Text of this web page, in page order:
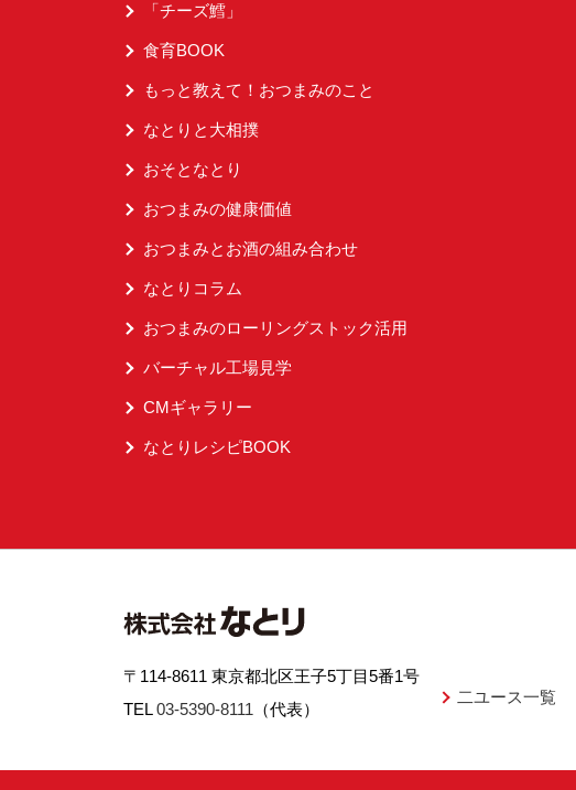
「チーズ鱈」
食育BOOK
もっと教えて！おつまみのこと
なとりと大相撲
おそとなとり
おつまみの健康価値
おつまみとお酒の組み合わせ
なとりコラム
おつまみのローリングストック活用
バーチャル工場見学
CMギャラリー
なとりレシピBOOK
〒114-8611 東京都北区王子5丁目5番1号
TEL03-5390-8111 （代表）
二ユース一覧